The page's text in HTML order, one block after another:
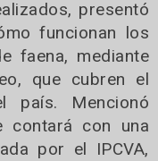
presentó
funcionan los
faena, mediante
que cubren el
país. Mencionó
contará con una
por el IPCVA,